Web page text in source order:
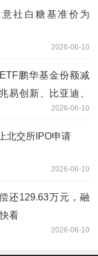
社白糖基准价为
2026-06-10
鹏华基金份额减
易创新、比亚迪、
2026-06-10
北交所IPO申请
2026-06-10
还129.63万元，融
看
2026-06-10